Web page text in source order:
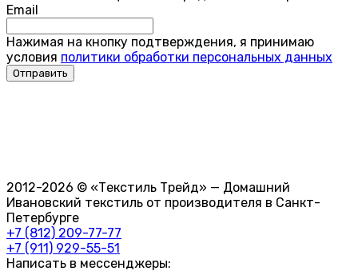
Email
Нажимая на кнопку подтверждения, я принимаю
условия политики обработки персональных данных
2012-2026 © «Текстиль Трейд» — Домашний
Ивановский текстиль от производителя в Санкт-
Петербурге
+7 (812) 209-77-77
+7 (911) 929-55-51
Написать в мессенджеры: